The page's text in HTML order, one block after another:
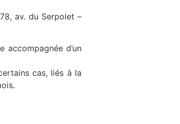
av. du Serpolet –
accompagnée d’un
cas, liés à la